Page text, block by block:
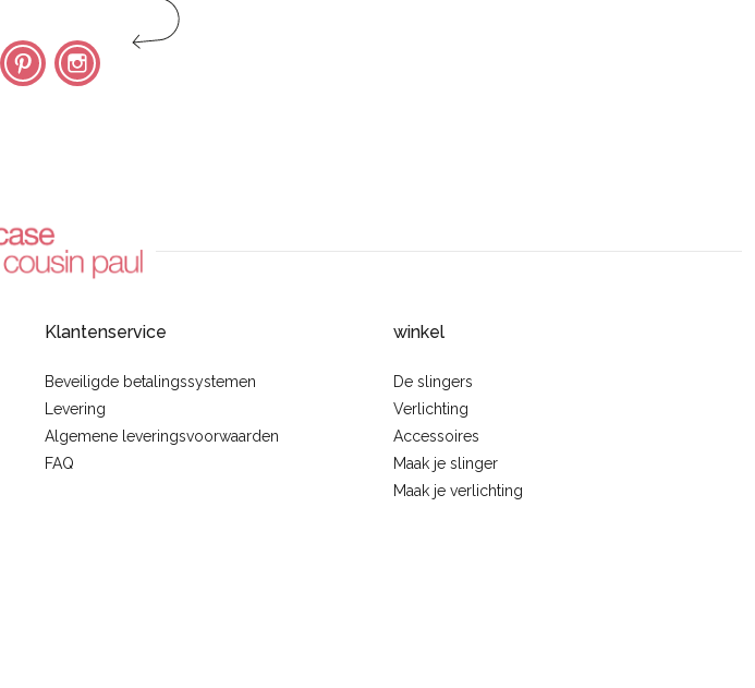
FacebookPinterest Instagram
Klantenservice
Beveiligde betalingssystemen
Levering
Algemene leveringsvoorwaarden
FAQ
winkel
De slingers
Verlichting
Accessoires
Maak je slinger
Maak je verlichting